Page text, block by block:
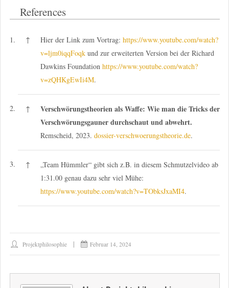
References
1. ↑ Hier der Link zum Vortrag: https://www.youtube.com/watch?
v=ljm0iqqFoqkund zur erweiterten Version bei der Richard
Dawkins Foundation https://www.youtube.com/watch?
v=zQHKgEwIi4M.
2. ↑
Verschwörungstheorien als Waffe: Wie man die Tricks der
Verschwörungsgauner durchschaut und abwehrt.
Remscheid, 2023. dossier-verschwoerungstheorie.de.
3. ↑
„Team Hümmler“ gibt sich z.B. in diesem Schmutzelvideo ab
1:31.00 genau dazu sehr viel Mühe:
https://www.youtube.com/watch?v=TObksJxaMI4.
Projektphilosophie Februar 14, 2024